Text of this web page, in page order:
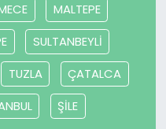
MALTEPE
SULTANBEYLİ
TUZLA
ÇATALCA
ŞİLE